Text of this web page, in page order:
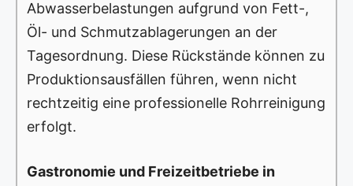
Abwasserbelastungen aufgrund von Fett-,
Öl- und Schmutzablagerungen an der
Tagesordnung. Diese Rückstände können zu
Produktionsausfällen führen, wenn nicht
rechtzeitig eine professionelle Rohrreinigung
erfolgt.
Gastronomie und Freizeitbetriebe in